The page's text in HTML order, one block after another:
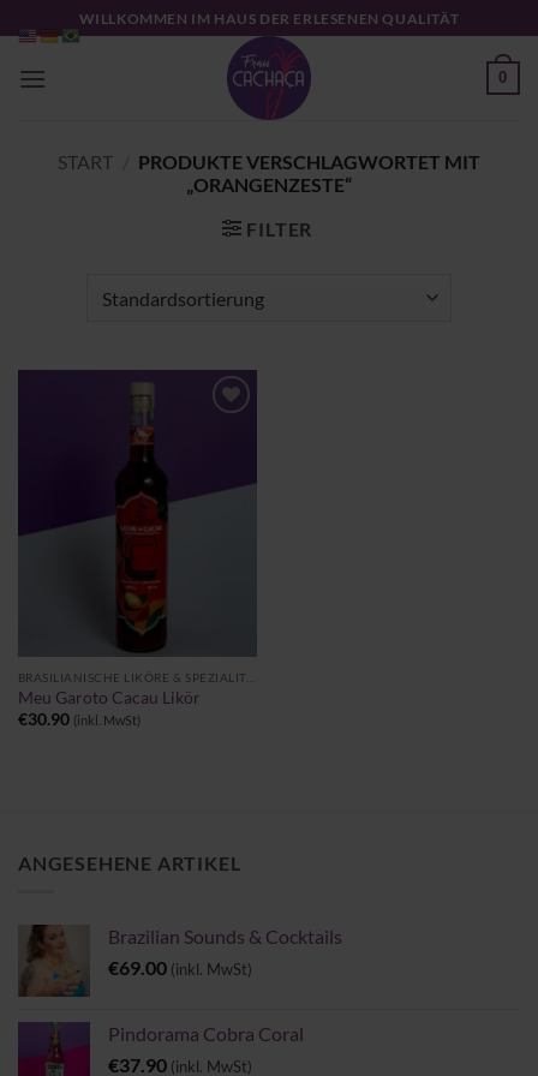
Inhalt
springen
WILLKOMMEN IM HAUS DER ERLESENEN QUALITÄT
0
START
PRODUKTE VERSCHLAGWORTET MIT
„ORANGENZESTE“
FILTER
Meu Garoto Cacau Likör
€30.90 (inkl. MwSt)
ANGESEHENE ARTIKEL
Brazilian Sounds & Cocktails
€69.00 (inkl. MwSt)
Pindorama Cobra Coral
€37.90 (inkl. MwSt)